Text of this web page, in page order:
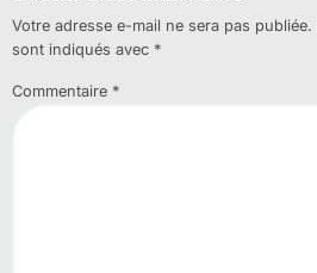
Votre adresse e-mail ne sera pas publiée.
sont indiqués avec *
Commentaire *